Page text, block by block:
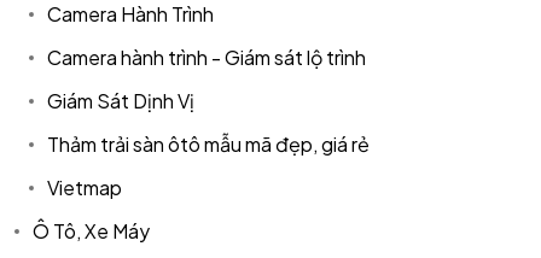
Camera Hành Trình
Camera hành trình - Giám sát lộ trình
Giám Sát Dịnh Vị
Thảm trải sàn ôtô mẫu mã đẹp, giá rẻ
Vietmap
Ô Tô, Xe Máy